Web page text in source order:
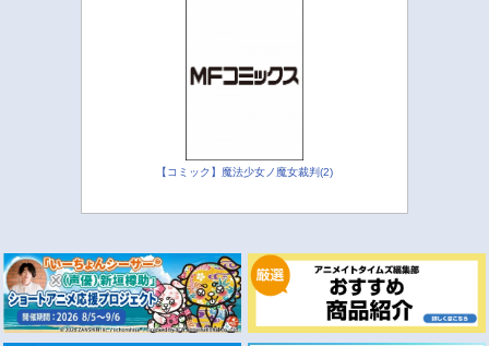
【コミック】魔法少女ノ魔女裁判(2)